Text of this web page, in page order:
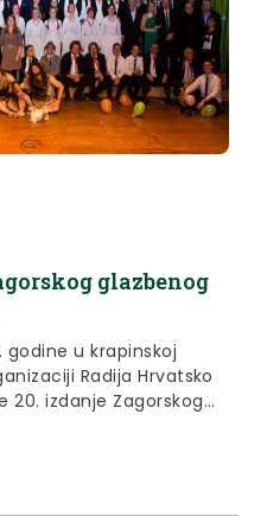
glazbenog
godine u krapinskoj
Radija Hrvatsko
20. izdanje Zagorskog